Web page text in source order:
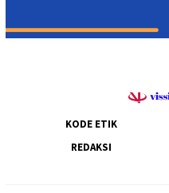
KODE ETIK
REDAKSI